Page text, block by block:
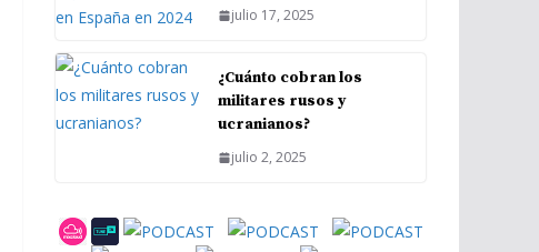
julio 17, 2025
¿Cuánto cobran los
militares rusos y
ucranianos?
julio 2, 2025